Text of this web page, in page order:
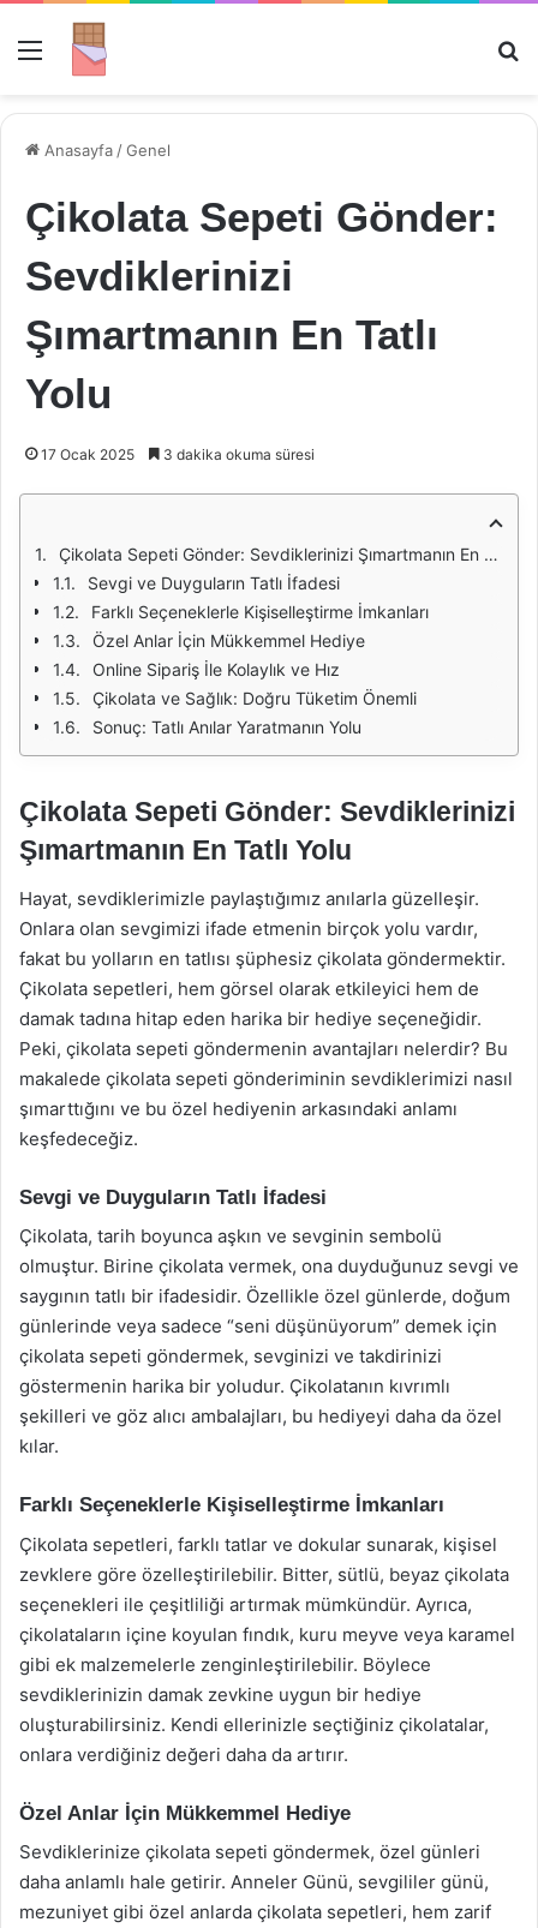
Menü
Anasayfa /Genel
Çikolata Sepeti Gönder:
Sevdiklerinizi
Şımartmanın En Tatlı
Yolu
17 Ocak 2025 3 dakika okuma süresi
Çikolata Sepeti Gönder: Sevdiklerinizi Şımartmanın En Tatlı Yolu
Sevgi ve Duyguların Tatlı İfadesi
Farklı Seçeneklerle Kişiselleştirme İmkanları
Özel Anlar İçin Mükkemmel Hediye
Online Sipariş İle Kolaylık ve Hız
Çikolata ve Sağlık: Doğru Tüketim Önemli
Sonuç: Tatlı Anılar Yaratmanın Yolu
Çikolata Sepeti Gönder: Sevdiklerinizi
Şımartmanın En Tatlı Yolu
Hayat, sevdiklerimizle paylaştığımız anılarla güzelleşir.
Onlara olan sevgimizi ifade etmenin birçok yolu vardır,
fakat bu yolların en tatlısı şüphesiz çikolata göndermektir.
Çikolata sepetleri, hem görsel olarak etkileyici hem de
damak tadına hitap eden harika bir hediye seçeneğidir.
Peki, çikolata sepeti göndermenin avantajları nelerdir? Bu
makalede çikolata sepeti gönderiminin sevdiklerimizi nasıl
şımarttığını ve bu özel hediyenin arkasındaki anlamı
keşfedeceğiz.
Sevgi ve Duyguların Tatlı İfadesi
Çikolata, tarih boyunca aşkın ve sevginin sembolü
olmuştur. Birine çikolata vermek, ona duyduğunuz sevgi ve
saygının tatlı bir ifadesidir. Özellikle özel günlerde, doğum
günlerinde veya sadece “seni düşünüyorum” demek için
çikolata sepeti göndermek, sevginizi ve takdirinizi
göstermenin harika bir yoludur. Çikolatanın kıvrımlı
şekilleri ve göz alıcı ambalajları, bu hediyeyi daha da özel
kılar.
Farklı Seçeneklerle Kişiselleştirme İmkanları
Çikolata sepetleri, farklı tatlar ve dokular sunarak, kişisel
zevklere göre özelleştirilebilir. Bitter, sütlü, beyaz çikolata
seçenekleri ile çeşitliliği artırmak mümkündür. Ayrıca,
çikolataların içine koyulan fındık, kuru meyve veya karamel
gibi ek malzemelerle zenginleştirilebilir. Böylece
sevdiklerinizin damak zevkine uygun bir hediye
oluşturabilirsiniz. Kendi ellerinizle seçtiğiniz çikolatalar,
onlara verdiğiniz değeri daha da artırır.
Özel Anlar İçin Mükkemmel Hediye
Sevdiklerinize çikolata sepeti göndermek, özel günleri
daha anlamlı hale getirir. Anneler Günü, sevgililer günü,
mezuniyet gibi özel anlarda çikolata sepetleri, hem zarif